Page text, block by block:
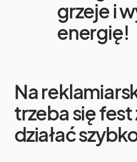
grzeje i
energię!
Na
trzeba się fest
działać